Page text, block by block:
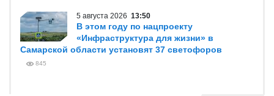
5 августа 2026 13:50
В этом году по нацпроекту
«Инфраструктура для жизни» в
Самарской области установят 37 светофоров
845